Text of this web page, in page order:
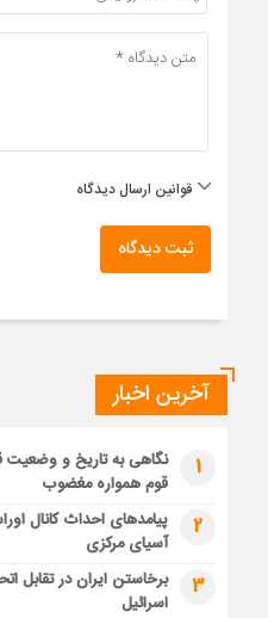
قوانین ارسال دیدگاه
ثبت دیدگاه
آخرین اخبار
1
نگاهی به تاریخ و وضعیت
قوم همواره مغضوب
2
پیامدهای احداث کانال
آسیای مرکزی
3
برخاستن ایران در تقابل
اسرائیل